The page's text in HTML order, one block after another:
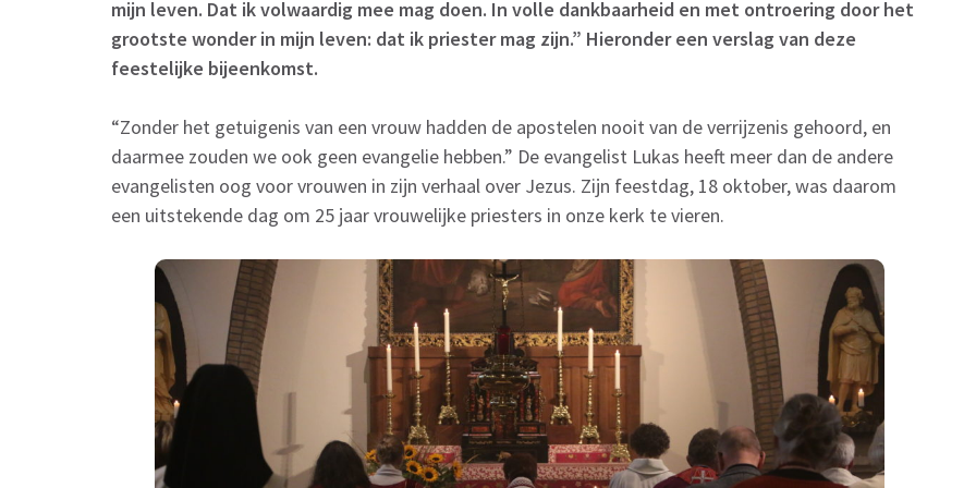
mijn leven. Dat ik volwaardig mee mag doen. In volle dankbaarheid en met ontroering door het
grootste wonder in mijn leven: dat ik priester mag zijn.” Hieronder een verslag van deze
feestelijke bijeenkomst.
“Zonder het getuigenis van een vrouw hadden de apostelen nooit van de verrijzenis gehoord, en
daarmee zouden we ook geen evangelie hebben.” De evangelist Lukas heeft meer dan de andere
evangelisten oog voor vrouwen in zijn verhaal over Jezus. Zijn feestdag, 18 oktober, was daarom
een uitstekende dag om 25 jaar vrouwelijke priesters in onze kerk te vieren.